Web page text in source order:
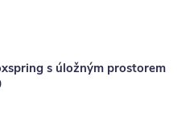
s úložným prostorem